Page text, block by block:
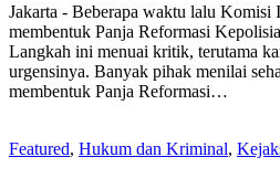
Jakarta - Beberapa waktu lalu Komisi
membentuk Panja Reformasi
Langkah ini menuai kritik, terutama
urgensinya. Banyak pihak menilai
membentuk Panja Reformasi…
Featured, Hukum dan Kriminal,